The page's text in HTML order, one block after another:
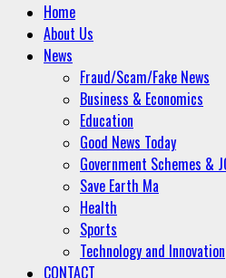
Home
About Us
News
Fraud/Scam/Fake News
Business & Economics
Education
Good News Today
Government Schemes &
Save Earth Ma
Health
Sports
Technology and Innovation
CONTACT